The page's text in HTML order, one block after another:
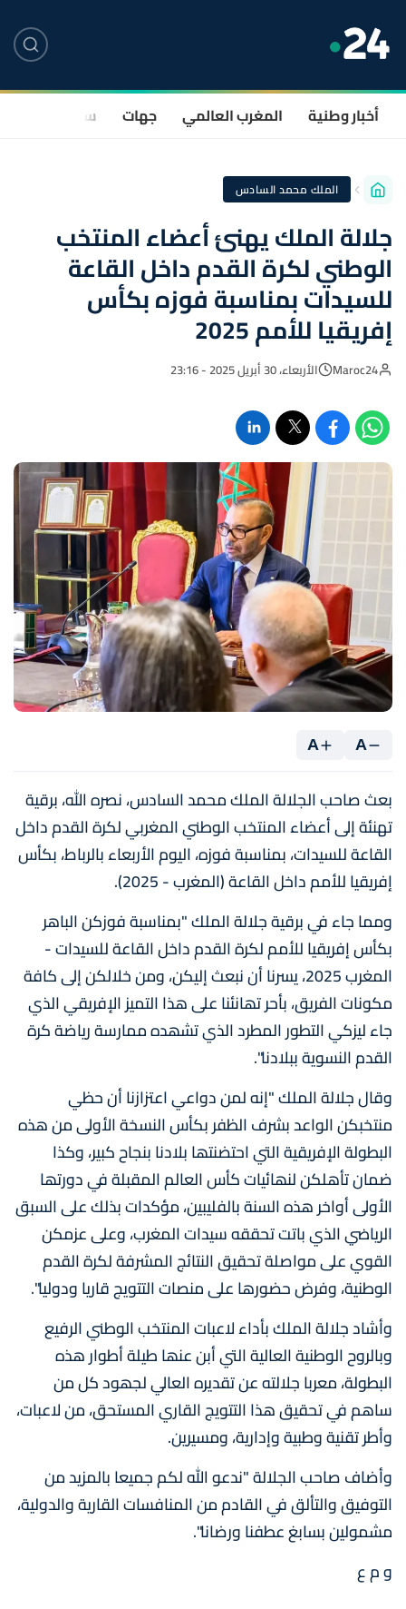
أخبار وطنية المغرب العالمي جهات سياسة
الملك محمد السادس
جلالة الملك يهنئ أعضاء المنتخب
الوطني لكرة القدم داخل القاعة
للسیدات بمناسبة فوزه بكأس
إفریقیا للأمم 2025
Maroc24 الأربعاء، 30 أبريل 2025 - 23:16
A
A
بعث صاحب الجلالة الملك محمد السادس، نصره الله، برقية
تهنئة إلى أعضاء المنتخب الوطني المغربي لكرة القدم داخل
القاعة للسیدات، بمناسبة فوزه، اليوم الأربعاء بالرباط، بكأس
إفریقیا للأمم داخل القاعة (المغرب - 2025).
ومما جاء في برقية جلالة الملك "بمناسبة فوزكن الباھر
بكأس إفریقیا للأمم لكرة القدم داخل القاعة للسیدات -
المغرب 2025، یسرنا أن نبعث إلیكن، ومن خلالكن إلى كافة
مكونات الفریق، بأحر تھانئنا على ھذا التمیز الإفریقي الذي
جاء لیزكي التطور المطرد الذي تشھده ممارسة ریاضة كرة
القدم النسویة ببلادنا".
وقال جلالة الملك "إنه لمن دواعي اعتزازنا أن حظي
منتخبكن الواعد بشرف الظفر بكأس النسخة الأولى من ھذه
البطولة الإفریقیة التي احتضنتھا بلادنا بنجاح كبیر، وكذا
ضمان تأھلكن لنھائیات كأس العالم المقبلة في دورتھا
الأولى أواخر ھذه السنة بالفلیبین، مؤكدات بذلك على السبق
الریاضي الذي باتت تحققه سیدات المغرب، وعلى عزمكن
القوي على مواصلة تحقیق النتائج المشرفة لكرة القدم
الوطنیة، وفرض حضورھا على منصات التتویج قاریا ودولیا".
وأشاد جلالة الملك بأداء لاعبات المنتخب الوطني الرفیع
وبالروح الوطنیة العالیة التي أبن عنھا طیلة أطوار ھذه
البطولة، معربا جلالته عن تقديره العالي لجھود كل من
ساھم في تحقیق ھذا التتویج القاري المستحق، من لاعبات،
وأطر تقنیة وطبیة وإداریة، ومسیرین.
وأضاف صاحب الجلالة "ندعو الله لكم جمیعا بالمزید من
التوفیق والتألق في القادم من المنافسات القاریة والدولیة،
مشمولین بسابغ عطفنا ورضانا".
و م ع